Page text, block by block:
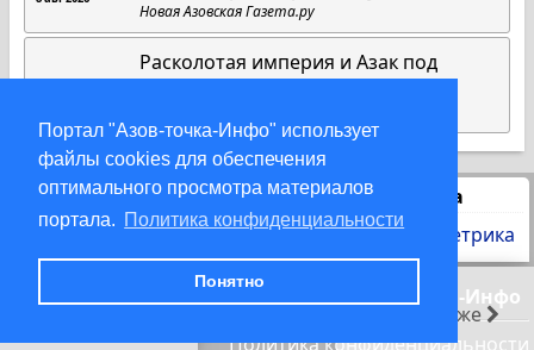
Портал "Азов-точка-Инфо" использует
файлы cookies для обеспечения
оптимального просмотра материалов
портала. Политика конфиденциальности
Понятно
позже
Новая Азовская Газета.ру
Расколотая империя и Азак под
Статистика
© 2000-2026 Азов-точка-Инфо
Политика конфиденциальности